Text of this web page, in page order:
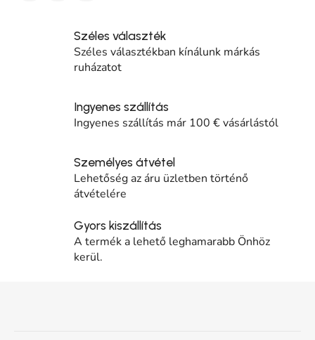
Széles választék
Széles választékban kínálunk márkás
ruházatot
Ingyenes szállítás
Ingyenes szállítás már 100 € vásárlástól
Személyes átvétel
Lehetőség az áru üzletben történő
átvételére
Gyors kiszállítás
A termék a lehető leghamarabb Önhöz
kerül.